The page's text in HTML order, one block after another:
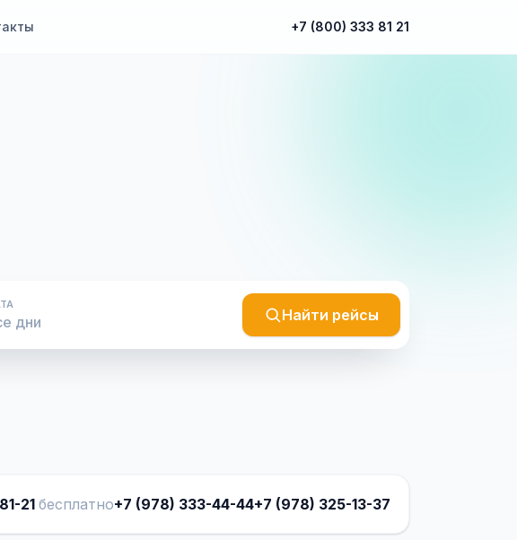
+7 (800) 333 81 21
Найти рейсы
21 бесплатно+7 (978) 333-44-44+7 (978) 325-13-37